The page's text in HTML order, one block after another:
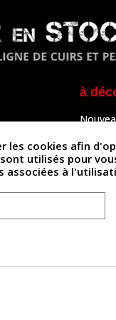
?
à
Outils
Tutos
les cookies afin
utilisés pour
associées à